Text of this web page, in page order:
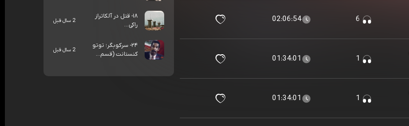
02:06:54
01:34:01
01:34:01
۱۸- قتل در آلکاتراز
راکی...
2 سال قبل
۲۴- سرکوبگر؛ توتو
کنستانت (قسم...
2 سال قبل